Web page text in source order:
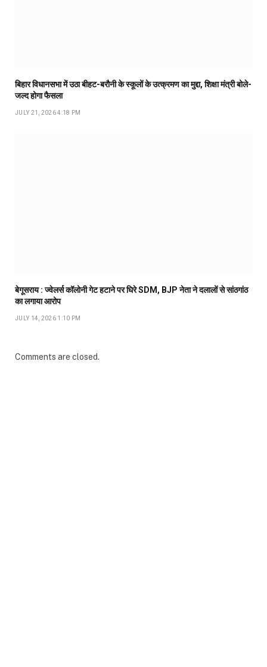
बिहार विधानसभा में उठा बीहट-बरौनी के स्कूलों के उत्क्रमण का मुद्दा, शिक्षा मंत्री बोले-
जल्द होगा फैसला
JULY 21, 2026 4:18 PM
बेगूसराय : ज्वेलर्स कॉलोनी गेट हटाने पर घिरे SDM, BJP नेता ने दलालों से सांठगांठ
का लगाया आरोप
JULY 14, 2026 1:10 PM
Comments are closed.